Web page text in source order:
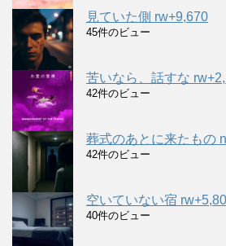
見ていた側 rw+9,670
45件のビュー
苦いなら、話すな
42件のビュー
葬式のあとに来たもの
42件のビュー
空いていない宿
40件のビュー